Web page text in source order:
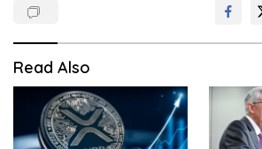
Read Also